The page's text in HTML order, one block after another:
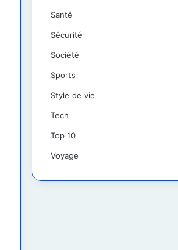
Santé
Sécurité
Société
Sports
Style de vie
Tech
Top 10
Voyage